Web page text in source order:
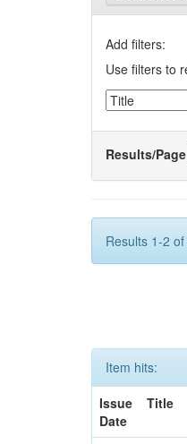
Add filters:
Use filters to
Results/Page
Results 1-2
Item hits:
Issue
Date
Title